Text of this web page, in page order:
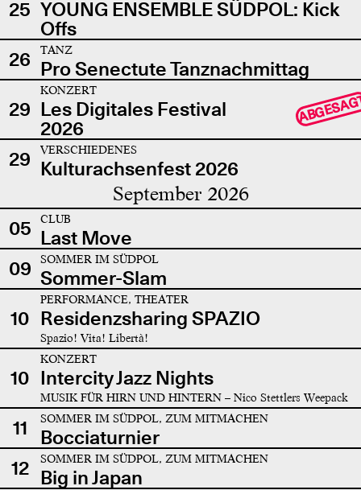
25 YOUNG ENSEMBLE SÜDPOL: Kick
Offs
26
TANZ
Pro Senectute Tanznachmittag
29
KONZERT
Les Digitales Festival
2026
29 VERSCHIEDENES
Kulturachsenfest 2026
September 2026
05 CLUB
Last Move
09
SOMMER IM SÜDPOL
Sommer-Slam
10
PERFORMANCE, THEATER
Residenzsharing SPAZIO
Spazio! Vita! Libertà!
10
KONZERT
Intercity Jazz Nights
MUSIK FÜR HIRN UND HINTERN – Nico Stettlers Weepack
11 SOMMER IM SÜDPOL, ZUM MITMACHEN
Bocciaturnier
12
SOMMER IM SÜDPOL, ZUM MITMACHEN
Big in Japan